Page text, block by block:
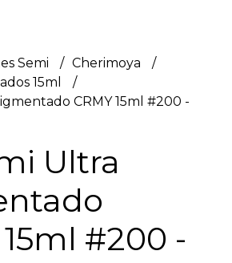
Semi
Cherimoya
15ml
CRMY 15ml #200 -
Ultra
#200 -